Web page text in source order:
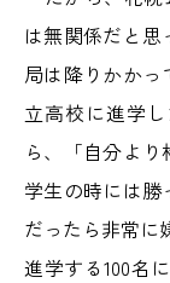
は無関係だと
局は降りかか
立高校に進学
ら、「自分よ
学生の時には
だったら非常に
進学する100名